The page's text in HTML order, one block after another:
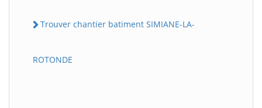
Trouver chantier batiment SIMIANE-LA-
ROTONDE